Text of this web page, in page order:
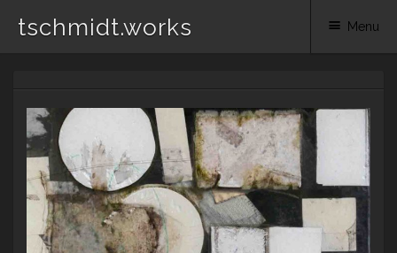
tschmidt.works Menu
content